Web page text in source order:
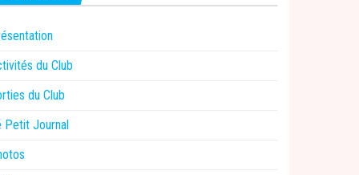
du Club
du Club
Petit Journal